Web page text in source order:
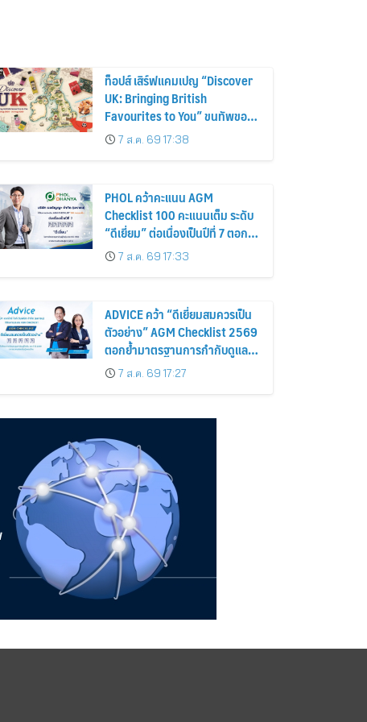
ท็อปส์ เสิร์ฟแคมเปญ “Discover
UK: Bringing British
Favourites to You” ขนทัพของ
อร่อยและไอเท็มฮิตจากสหราช
อาณาจักร ส่งตรงถึงมือตั้งแต่วัน
7 ส.ค. 69 17:38
PHOL คว้าคะแนน AGM
Checklist 100 คะแนนเต็ม ระดับ
“ดีเยี่ยม” ต่อเนื่องเป็นปีที่ 7 ตอกย้ำ
การดำเนินธุรกิจตามหลักธรรมาภิ
บาล โปร่งใส สร้างความเชื่อมั่นผู้
7 ส.ค. 69 17:33
ADVICE คว้า “ดีเยี่ยมสมควรเป็น
ตัวอย่าง” AGM Checklist 2569
ตอกย้ำมาตรฐานการกำกับดูแล
กิจการที่ดี
7 ส.ค. 69 17:27